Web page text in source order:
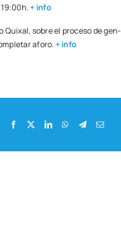
+ info
Qui­xal, sobre el pro­ce­so de gen­
afo­ro. + info